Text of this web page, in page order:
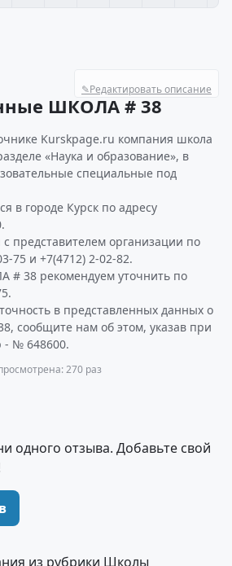
✎Редактировать описание
ШКОЛА # 38
Kurskpage.ru компания школа
«Наука и образование», в
специальные под
в городе Курск по адресу
представителем организации по
75 и +7(4712) 2-02-82.
38 рекомендуем уточнить по
в представленных данных о
сообщите нам об этом, указав при
- № 648600.
270 раз
одного отзыва. Добавьте свой
из рубрики Школы